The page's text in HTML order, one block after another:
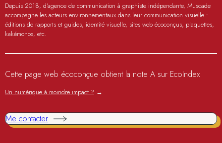
Depuis 2018, d'agence de communication à graphiste indépendante, Muscade
accompagne les acteurs environnementaux dans leur communication visuelle :
éditions de rapports et guides, identité visuelle, sites web écoconçus, plaquettes,
kakémonos, etc.
Cette page web écoconçue obtient la note A sur EcoIndex
Un numérique à moindre impact ? →
Me contacter